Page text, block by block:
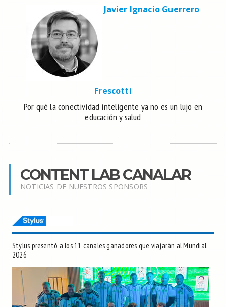
Javier Ignacio Guerrero
Frescotti
Por qué la conectividad inteligente ya no es un lujo en
educación y salud
CONTENT LAB CANALAR
NOTICIAS DE NUESTROS SPONSORS
Stylus presentó a los 11 canales ganadores que viajarán al Mundial
2026